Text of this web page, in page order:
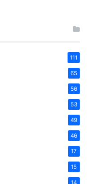
111
65
56
53
49
46
17
15